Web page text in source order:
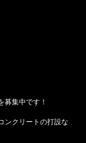
募集中です！
ンクリートの打設な